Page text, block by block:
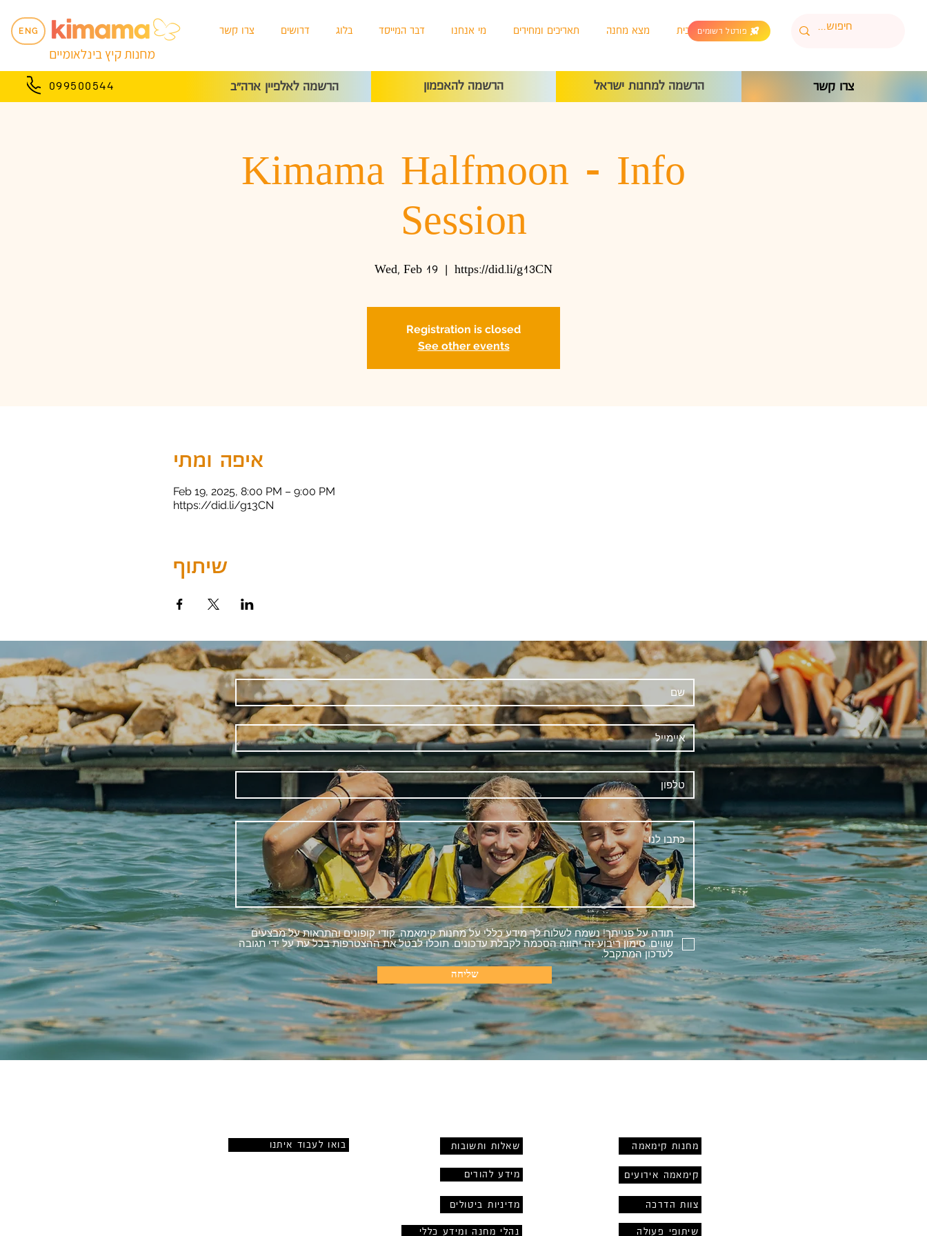
ENG
מחנות קיץ בינלאומיים
בית מצא מחנה תאריכים ומחירים מי אנחנו דבר המייסד בלוג דרושים צרו קשר פורטל רשומים
099500544 הרשמה לאלפיין ארה״ב הרשמה להאפמון הרשמה למחנות ישראל צרו קשר
Kimama Halfmoon - Info
Session
Wed, Feb 19 https://did.li/g13CN
Registration is closed
See other events
איפה ומתי
Feb 19, 2025, 8:00 PM – 9:00 PM
https://did.li/g13CN
שיתוף
תודה על פנייתך! נשמח לשלוח לך מידע כללי על מחנות קימאמה, קודי קופונים והתראות על מבצעים
שווים. סימון ריבוע זה יהווה הסכמה לקבלת עדכונים. תוכלו לבטל את ההצטרפות בכל עת על ידי תגובה
לעדכון המתקבל.
שליחה
בואו לעבוד איתנו שאלות ותשובות
מידע להורים
מדיניות ביטולים
נהלי מחנה ומידע כללי
מחנות קימאמה
קימאמה אירועים
צוות הדרכה
שיתופי פעולה